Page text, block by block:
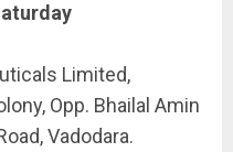
Limited,
Opp. Bhailal Amin
Vadodara.